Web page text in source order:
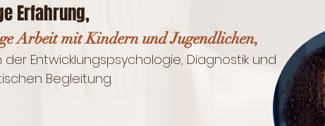
Erfahrung,
Arbeit mit Kindern und Jugendlichen,
der​​ Entwicklungspsychologie, Diagnostik und
Begleitung.​​​​​